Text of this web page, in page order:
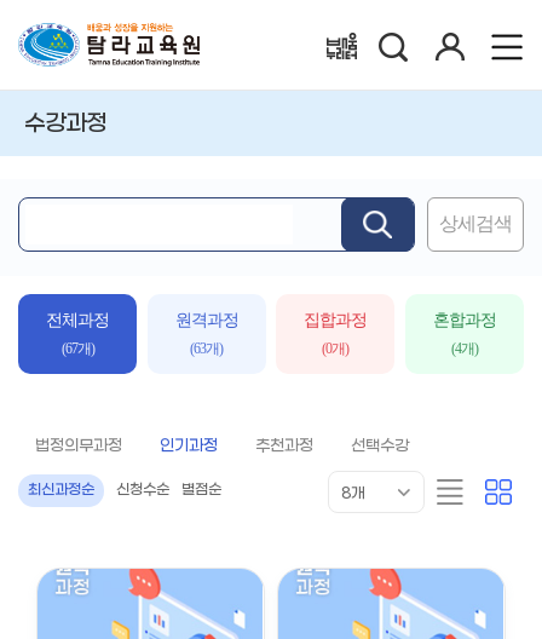
배움누리터
수강과정
심
상세검색
전체과정
(67개)
원격과정
(63개)
집합과정
(0개)
혼합과정
(4개)
법정의무과정 인기과정 추천과정 선택수강
최신과정순 신청수순 별점순
개
수
8개
리
스
카
드